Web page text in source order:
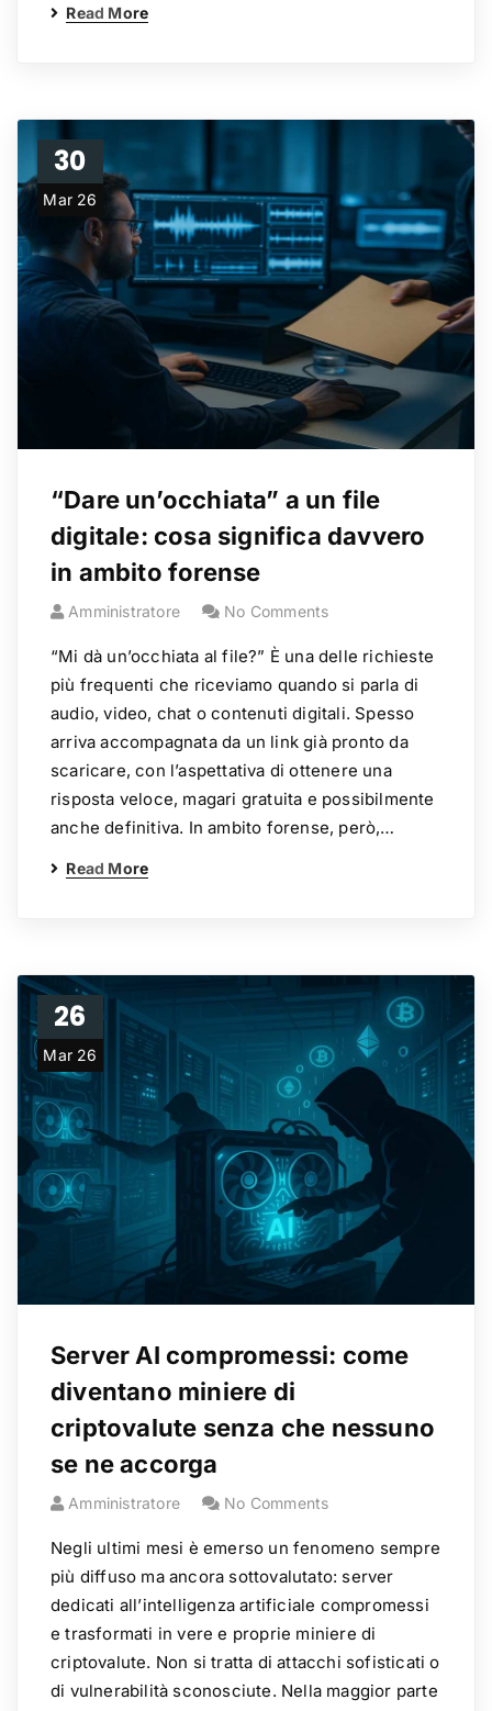
Read More
30
Mar 26
“Dare un’occhiata” a un file
digitale: cosa significa davvero
in ambito forense
Amministratore No Comments
“Mi dà un’occhiata al file?” È una delle richieste
più frequenti che riceviamo quando si parla di
audio, video, chat o contenuti digitali. Spesso
arriva accompagnata da un link già pronto da
scaricare, con l’aspettativa di ottenere una
risposta veloce, magari gratuita e possibilmente
anche definitiva. In ambito forense, però,…
Read More
26
Mar 26
Server AI compromessi: come
diventano miniere di
criptovalute senza che nessuno
se ne accorga
Amministratore No Comments
Negli ultimi mesi è emerso un fenomeno sempre
più diffuso ma ancora sottovalutato: server
dedicati all’intelligenza artificiale compromessi
e trasformati in vere e proprie miniere di
criptovalute. Non si tratta di attacchi sofisticati o
di vulnerabilità sconosciute. Nella maggior parte